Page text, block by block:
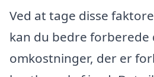
Ved at tage disse
kan du bedre forberede
omkostninger, der er